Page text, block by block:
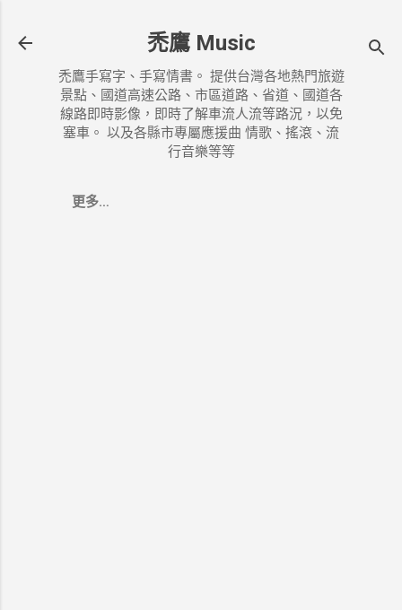
禿鷹 Music
禿鷹手寫字、手寫情書。 提供台灣各地熱門旅遊
景點、國道高速公路、市區道路、省道、國道各
線路即時影像，即時了解車流人流等路況，以免
塞車。 以及各縣市專屬應援曲 情歌、搖滾、流
行音樂等等
更多…